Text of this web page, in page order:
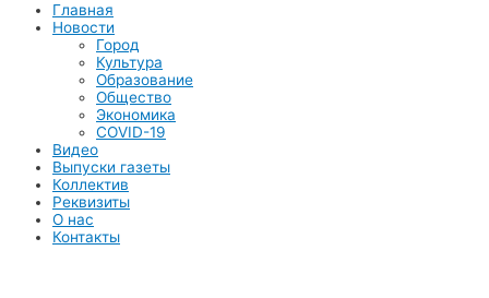
Главная
Новости
Город
Культура
Образование
Общество
Экономика
COVID-19
Видео
Выпуски газеты
Коллектив
Реквизиты
О нас
Контакты